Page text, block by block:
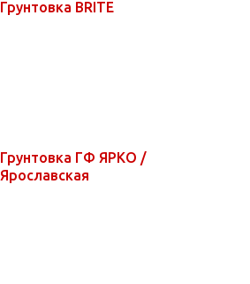
Грунтовка BRITE
Грунтовка ГФ ЯРКО /
Ярославская